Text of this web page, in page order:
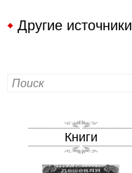
Другие источники
Книги